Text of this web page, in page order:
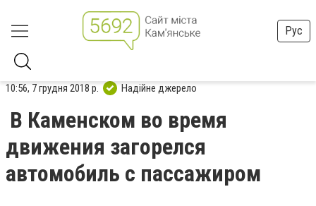
Рус
10:56, 7 грудня 2018 р. Надійне джерело
В Каменском во время
движения загорелся
автомобиль с пассажиром